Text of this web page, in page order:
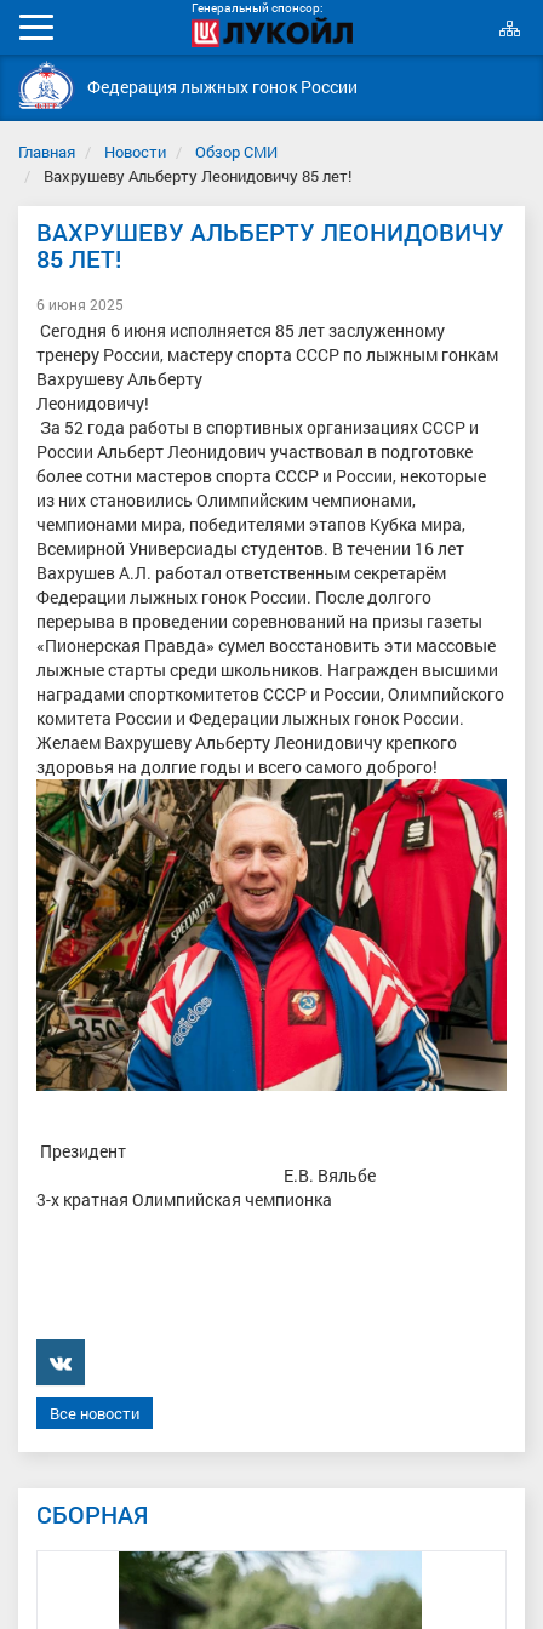
Генеральный спонсор:
Мобильное
меню
Федерация лыжных гонок России
Главная Новости
Обзор СМИ
Вахрушеву Альберту Леонидовичу 85 лет!
ВАХРУШЕВУ АЛЬБЕРТУ ЛЕОНИДОВИЧУ
85 ЛЕТ!
6 июня 2025
Сегодня 6 июня исполняется 85 лет заслуженному
тренеру России, мастеру спорта СССР по лыжным гонкам
Вахрушеву Альберту
Леонидовичу!
За 52 года работы в спортивных организациях СССР и
России Альберт Леонидович участвовал в подготовке
более сотни мастеров спорта СССР и России, некоторые
из них становились Олимпийским чемпионами,
чемпионами мира, победителями этапов Кубка мира,
Всемирной Универсиады студентов. В течении 16 лет
Вахрушев А.Л. работал ответственным секретарём
Федерации лыжных гонок России. После долгого
перерыва в проведении соревнований на призы газеты
«Пионерская Правда» сумел восстановить эти массовые
лыжные старты среди школьников. Награжден высшими
наградами спорткомитетов СССР и России, Олимпийского
комитета России и Федерации лыжных гонок России.
Желаем Вахрушеву Альберту Леонидовичу крепкого
здоровья на долгие годы и всего самого доброго!
Президент
Е.В. Вяльбе
3-х кратная Олимпийская чемпионка
���������
Все новости
СБОРНАЯ